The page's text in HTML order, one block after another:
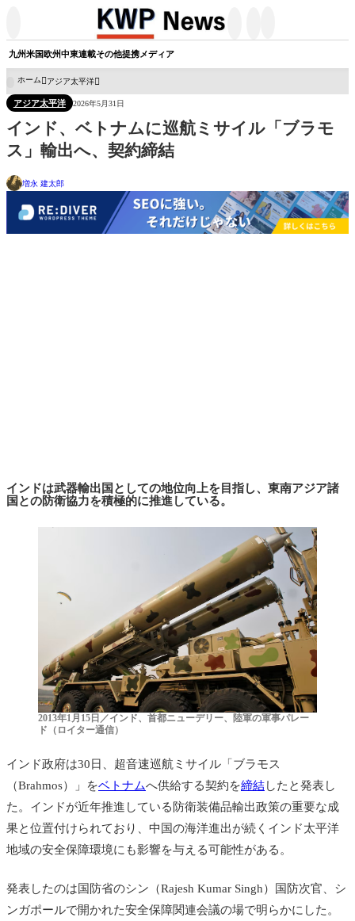
九州米国欧州中東連載その他提携メディア
ホーム アジア太平洋
アジア太平洋 2026年5月31日
インド、ベトナムに巡航ミサイル「ブラモ
ス」輸出へ、契約締結
増永 建太郎
インドは武器輸出国としての地位向上を目指し、東南アジア諸
国との防衛協力を積極的に推進している。
2013年1月15日／インド、首都ニューデリー、陸軍の軍事パレー
ド（ロイター通信）
インド政府は30日、超音速巡航ミサイル「ブラモス
（Brahmos）」をベトナムへ供給する契約を締結したと発表し
た。インドが近年推進している防衛装備品輸出政策の重要な成
果と位置付けられており、中国の海洋進出が続くインド太平洋
地域の安全保障環境にも影響を与える可能性がある。
発表したのは国防省のシン（Rajesh Kumar Singh）国防次官、シ
ンガポールで開かれた安全保障関連会議の場で明らかにした。